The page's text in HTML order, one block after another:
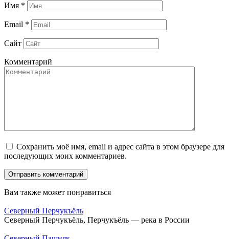
Имя *
Email *
Сайт
Комментарий
Сохранить моё имя, email и адрес сайта в этом браузере для
последующих моих комментариев.
Вам также может понравиться
Северный Перчукъёль
Северный Перчукъёль, Перчукъёль — река в России